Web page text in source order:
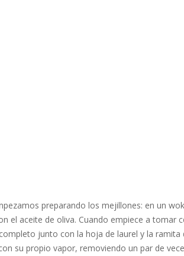
preparando los mejillones: en un
el aceite de oliva. Cuando empiece a tomar
completo junto con la hoja de laurel y la
su propio vapor, removiendo un par de